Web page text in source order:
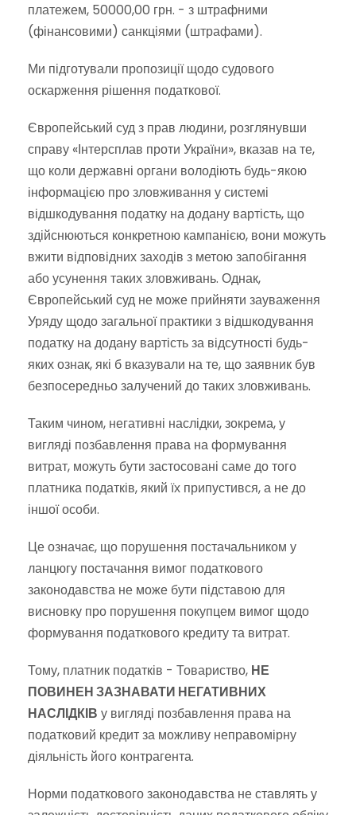
платежем, 50000,00 грн. - з штрафними
(фінансовими) санкціями (штрафами).
Ми підготували пропозиції щодо судового
оскарження рішення податкової.
Європейський суд з прав людини, розглянувши
справу «Інтерсплав проти України», вказав на те,
що коли державні органи володіють будь-якою
інформацією про зловживання у системі
відшкодування податку на додану вартість, що
здійснюються конкретною кампанією, вони можуть
вжити відповідних заходів з метою запобігання
або усунення таких зловживань. Однак,
Європейський суд не може прийняти зауваження
Уряду щодо загальної практики з відшкодування
податку на додану вартість за відсутності будь-
яких ознак, які б вказували на те, що заявник був
безпосередньо залучений до таких зловживань.
Таким чином, негативні наслідки, зокрема, у
вигляді позбавлення права на формування
витрат, можуть бути застосовані саме до того
платника податків, який їх припустився, а не до
іншої особи.
Це означає, що порушення постачальником у
ланцюгу постачання вимог податкового
законодавства не може бути підставою для
висновку про порушення покупцем вимог щодо
формування податкового кредиту та витрат.
Тому, платник податків - Товариство, НЕ
ПОВИНЕН ЗАЗНАВАТИ НЕГАТИВНИХ
НАСЛІДКІВ у вигляді позбавлення права на
податковий кредит за можливу неправомірну
діяльність його контрагента.
Норми податкового законодавства не ставлять у